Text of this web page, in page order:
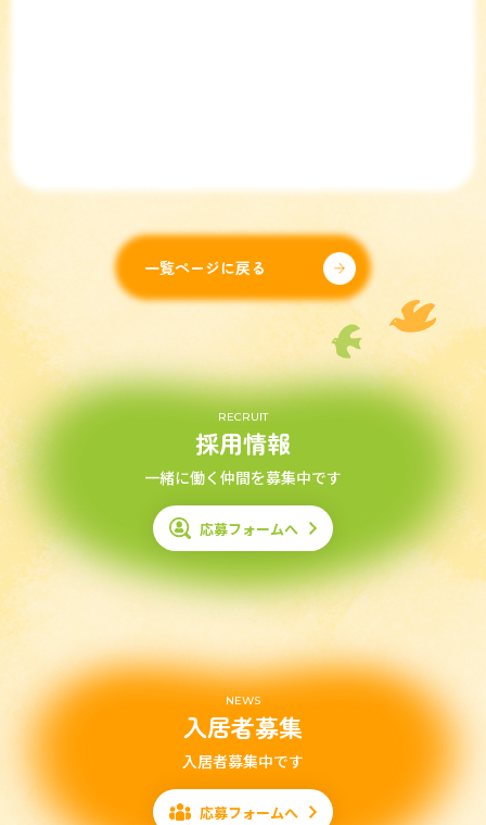
一覧ページに戻る
RECRUIT
採用情報
一緒に働く仲間を募集中です
応募フォームへ
NEWS
入居者募集
入居者募集中です
応募フォームへ